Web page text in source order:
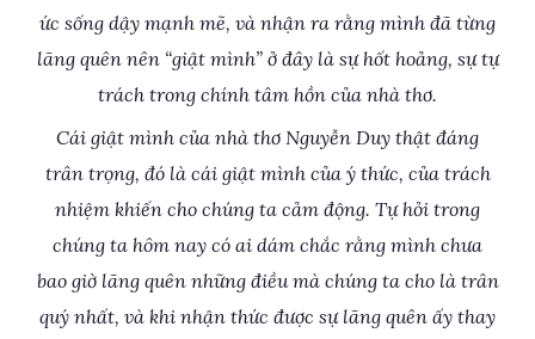
ức sống dậy mạnh mẽ, và nhận ra rằng mình đã từng
lãng quên nên “giật mình” ở đây là sự hốt hoảng, sự tự
trách trong chính tâm hồn của nhà thơ.
Cái giật mình của nhà thơ Nguyễn Duy thật đáng
trân trọng, đó là cái giật mình của ý thức, của trách
nhiệm khiến cho chúng ta cảm động. Tự hỏi trong
chúng ta hôm nay có ai dám chắc rằng mình chưa
bao giờ lãng quên những điều mà chúng ta cho là trân
quý nhất, và khi nhận thức được sự lãng quên ấy thay